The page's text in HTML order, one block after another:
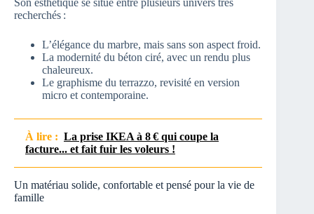
Son esthétique se situe entre plusieurs univers très
recherchés :
L’élégance du marbre, mais sans son aspect froid.
La modernité du béton ciré, avec un rendu plus
chaleureux.
Le graphisme du terrazzo, revisité en version
micro et contemporaine.
À lire : La prise IKEA à 8 € qui coupe la
facture... et fait fuir les voleurs !
Un matériau solide, confortable et pensé pour la vie de
famille